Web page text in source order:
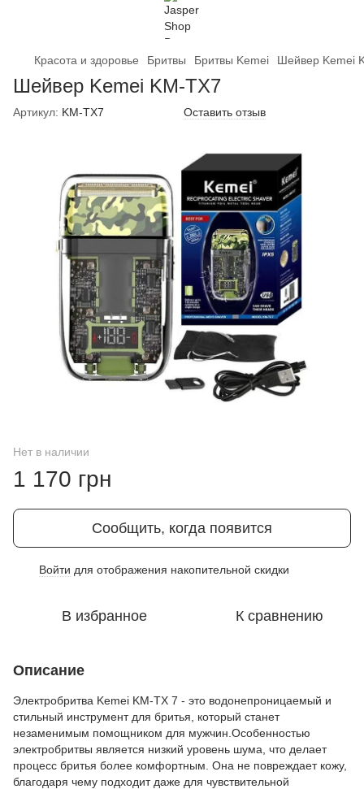
Красота и здоровье Бритвы Бритвы Kemei Шейвер Kemei
Шейвер Kemei KM-TX7
Артикул: KM-TX7 Оставить отзыв
Нет в наличии
1 170 грн
Сообщить, когда появится
Войти для отображения накопительной скидки
В избранное К сравнению
Описание
Электробритва Kemei KM-TX 7 - это водонепроницаемый и
стильный инструмент для бритья, который станет
незаменимым помощником для мужчин.Особенностью
электробритвы является низкий уровень шума, что делает
процесс бритья более комфортным. Она не повреждает кожу,
благодаря чему подходит даже для чувствительной